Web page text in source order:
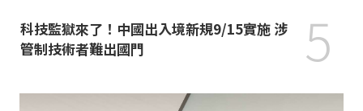
科技監獄來了！中國出入境新規9/15實施 涉
管制技術者難出國門
5